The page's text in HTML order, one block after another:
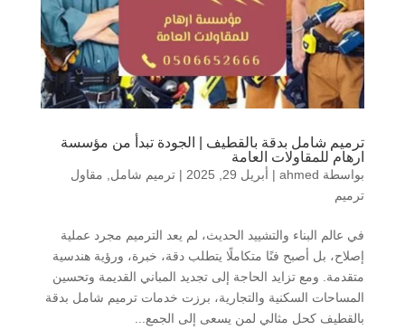
ترميم شامل بدقة بالقطيف | الجودة تبدأ من مؤسسة
ارهام للمقاولات العامة
بواسطة ahmed
| أبريل 29, 2025 | ترميم شامل
مقاول
ترميم
في عالم البناء والتشييد الحديث، لم يعد الترميم مجرد عملية
إصلاح، بل أصبح فنًا متكاملًا يتطلب دقة، خبرة، ورؤية هندسية
متقدمة. ومع تزايد الحاجة إلى تجديد المباني القديمة وتحسين
المساحات السكنية والتجارية، برزت خدمات ترميم شامل بدقة
بالقطيف كحل مثالي لمن يسعى إلى الجمع...